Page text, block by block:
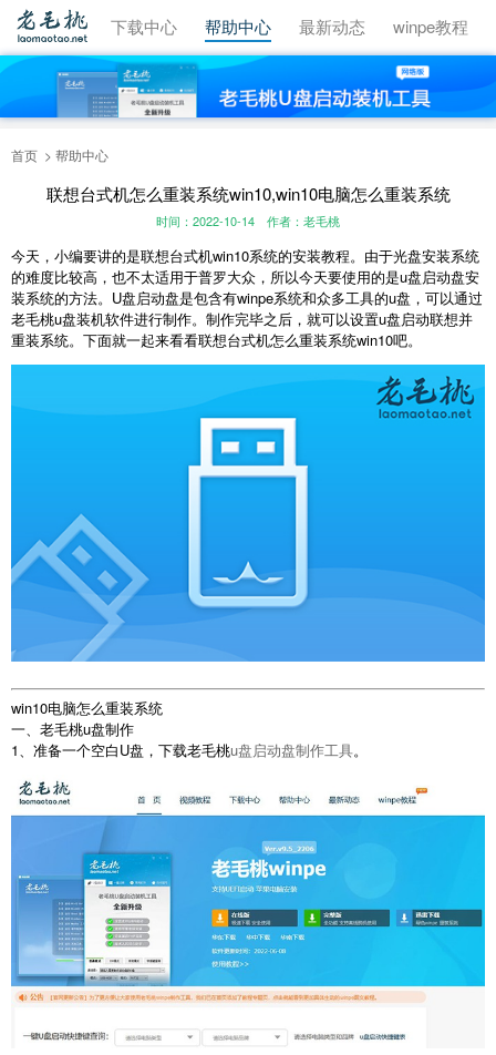
视频教程 下载中心 帮助中心 最新动态 winpe教程
首页 帮助中心
联想台式机怎么重装系统win10,win10电脑怎么重装系统
时间：2022-10-14 作者：老毛桃
今天，小编要讲的是联想台式机win10系统的安装教程。由于光盘安装系统
的难度比较高，也不太适用于普罗大众，所以今天要使用的是u盘启动盘安
装系统的方法。U盘启动盘是包含有winpe系统和众多工具的u盘，可以通过
老毛桃u盘装机软件进行制作。制作完毕之后，就可以设置u盘启动联想并
重装系统。下面就一起来看看联想台式机怎么重装系统win10吧。
win10电脑怎么重装系统
一、老毛桃u盘制作
1、准备一个空白U盘，下载老毛桃u盘启动盘制作工具。